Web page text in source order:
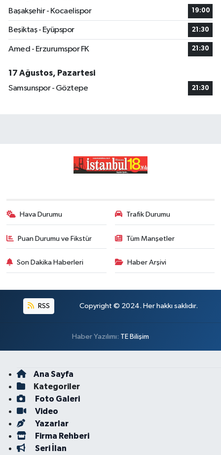
Başakşehir - Kocaelispor
19:00
Beşiktaş - Eyüpspor 21:30
Amed - Erzurumspor FK 21:30
17 Ağustos, Pazartesi
Samsunspor - Göztepe
21:30
Hava Durumu Trafik Durumu
Puan Durumu ve Fikstür Tüm Manşetler
Son Dakika Haberleri Haber Arşivi
RSS Copyright © 2024. Her hakkı saklıdır.
Haber Yazılımı: TE Bilişim
Ana Sayfa
Kategoriler
Foto Galeri
Video
Yazarlar
Firma Rehberi
Seri İlan